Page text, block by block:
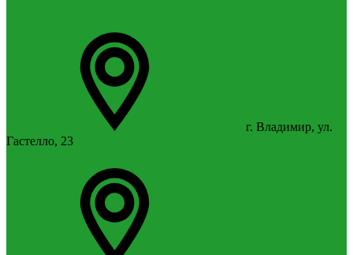
г. Владимир, ул.
Гастелло, 23